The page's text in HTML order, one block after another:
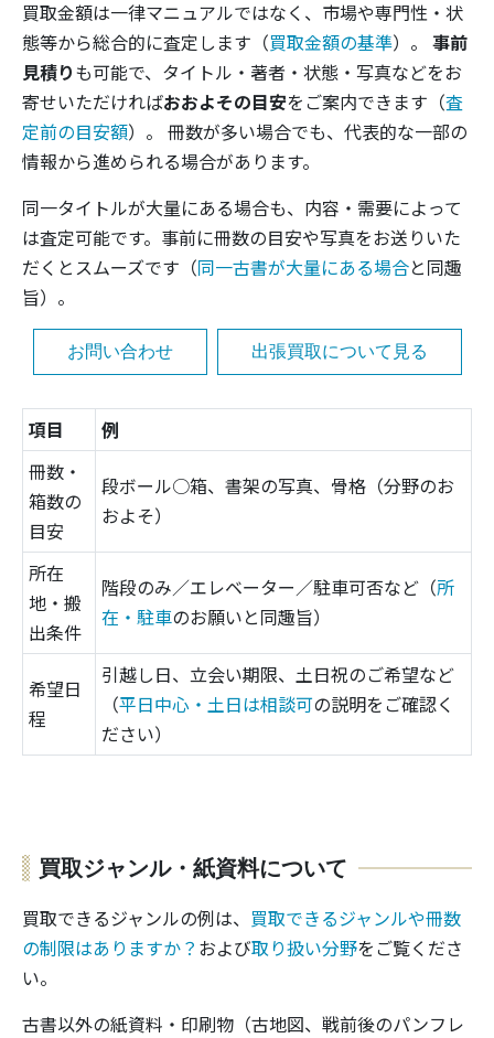
買取金額は一律マニュアルではなく、市場や専門性・状
態等から総合的に査定します（買取金額の基準）。 事前
見積りも可能で、タイトル・著者・状態・写真などをお
寄せいただければおおよその目安をご案内できます（査
定前の目安額）。 冊数が多い場合でも、代表的な一部の
情報から進められる場合があります。
同一タイトルが大量にある場合も、内容・需要によって
は査定可能です。事前に冊数の目安や写真をお送りいた
だくとスムーズです（同一古書が大量にある場合と同趣
旨）。
お問い合わせ 出張買取について見る
項目
例
冊数・
箱数の
目安
段ボール○箱、書架の写真、骨格（分野のお
およそ）
所在
地・搬
出条件
階段のみ／エレベーター／駐車可否など（所
在・駐車のお願いと同趣旨）
希望日
程
引越し日、立会い期限、土日祝のご希望など
（平日中心・土日は相談可の説明をご確認く
ださい）
買取ジャンル・紙資料について
買取できるジャンルの例は、 買取できるジャンルや冊数
の制限はありますか？ および取り扱い分野をご覧くださ
い。
古書以外の紙資料・印刷物（古地図、戦前後のパンフレ